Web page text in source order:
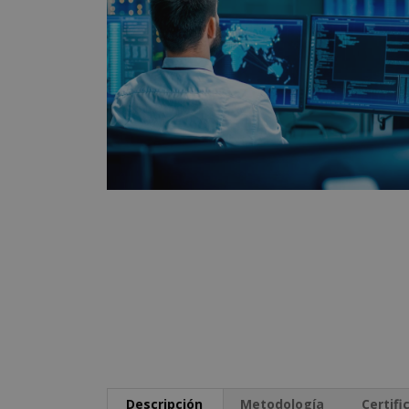
Descripción Metodología